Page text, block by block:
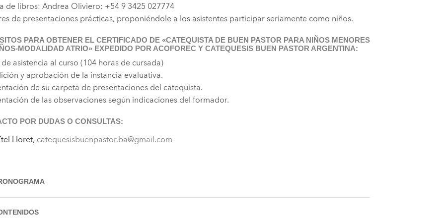
de libros: Andrea Oliviero: +54 9 3425 027774
de presentaciones prácticas, proponiéndole a los asistentes participar seriamente como niños.
PARA OBTENER EL CERTIFICADO DE «CATEQUISTA DE BUEN PASTOR PARA NIÑOS MENORES
MODALIDAD ATRIO» EXPEDIDO POR ACOFOREC Y CATEQUESIS BUEN PASTOR ARGENTINA:
de asistencia al curso (104 horas de cursada)
y aprobación de la instancia evaluativa.
de su carpeta de presentaciones del catequista.
de las observaciones según indicaciones del formador.
POR DUDAS O CONSULTAS:
Lloret, catequesisbuenpastor.ba@gmail.com